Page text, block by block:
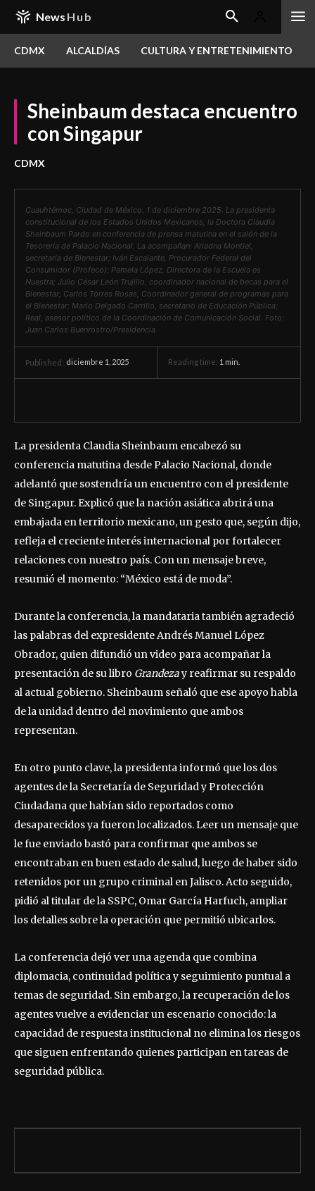
News Hub
CDMX ALCALDÍAS CULTURA Y ENTRETENIMIENTO
Sheinbaum destaca encuentro
con Singapur
CDMX
Cuauhtémoc, Ciudad de México. 1 de diciembre 2025. La presidenta
constitucional de los Estados Unidos Mexicanos, la Doctora Claudia
Sheinbaum Pardo en conferencia de prensa matutina en el salón de la
Tesorería de Palacio Nacional. La acompañan: Ariadna Montiel,
secretaria de Bienestar; Iván Escalante, Procurador Federal del
Consumidor (Profeco); Pamela López, Directora de la Escuela es
Nuestra; Julio César León Trujillo, coordinador nacional de becas para el
Bienestar; Carlos Torres Rosas, Coordinador general de programas para
el Bienestar; Mario Delgado Carrillo, secretario de Educación Pública;
Real, asesor político de la Coordinación de Comunicación Social. Foto:
Juan Carlos Buenrostro/Presidencia
Published: diciembre 1, 2025 Reading time: 1 min.
La presidenta Claudia Sheinbaum encabezó su
conferencia matutina desde Palacio Nacional, donde
adelantó que sostendría un encuentro con el presidente
de Singapur. Explicó que la nación asiática abrirá una
embajada en territorio mexicano, un gesto que, según dijo,
refleja el creciente interés internacional por fortalecer
relaciones con nuestro país. Con un mensaje breve,
resumió el momento: “México está de moda”.
Durante la conferencia, la mandataria también agradeció
las palabras del expresidente Andrés Manuel López
Obrador, quien difundió un video para acompañar la
presentación de su libro Grandezay reafirmar su respaldo
al actual gobierno. Sheinbaum señaló que ese apoyo habla
de la unidad dentro del movimiento que ambos
representan.
En otro punto clave, la presidenta informó que los dos
agentes de la Secretaría de Seguridad y Protección
Ciudadana que habían sido reportados como
desaparecidos ya fueron localizados. Leer un mensaje que
le fue enviado bastó para confirmar que ambos se
encontraban en buen estado de salud, luego de haber sido
retenidos por un grupo criminal en Jalisco. Acto seguido,
pidió al titular de la SSPC, Omar García Harfuch, ampliar
los detalles sobre la operación que permitió ubicarlos.
La conferencia dejó ver una agenda que combina
diplomacia, continuidad política y seguimiento puntual a
temas de seguridad. Sin embargo, la recuperación de los
agentes vuelve a evidenciar un escenario conocido: la
capacidad de respuesta institucional no elimina los riesgos
que siguen enfrentando quienes participan en tareas de
seguridad pública.